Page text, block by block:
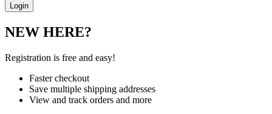
NEW HERE?
Registration is free and easy!
Faster checkout
Save multiple shipping addresses
View and track orders and more